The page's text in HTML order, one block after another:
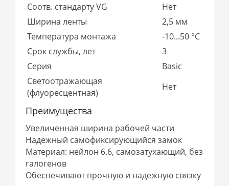
Соотв. стандарту VG
Нет
Ширина ленты
2,5 мм
Температура монтажа
-10...50 °C
Срок службы, лет
3
Серия
Basic
Светоотражающая
(флуоресцентная)
Нет
Преимущества
Увеличенная ширина рабочей части
Надежный самофиксирующийся замок
Материал: нейлон 6.6, самозатухающий, без
галогенов
Обеспечивают прочную и надежную связку